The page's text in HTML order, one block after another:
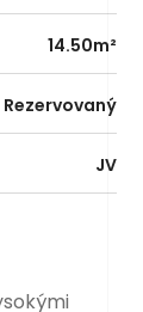
Rezervovaný
JV
14.50m²